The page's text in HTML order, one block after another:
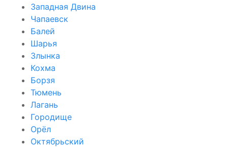
Западная Двина
Чапаевск
Балей
Шарья
Злынка
Кохма
Борзя
Тюмень
Лагань
Городище
Орёл
Октябрьский